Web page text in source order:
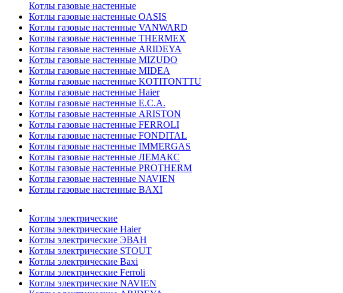
Котлы газовые настенные
Котлы газовые настенные OASIS
Котлы газовые настенные VANWARD
Котлы газовые настенные THERMEX
Котлы газовые настенные ARIDEYA
Котлы газовые настенные MIZUDO
Котлы газовые настенные MIDEA
Котлы газовые настенные KOTITONTTU
Котлы газовые настенные Haier
Котлы газовые настенные E.C.A.
Котлы газовые настенные ARISTON
Котлы газовые настенные FERROLI
Котлы газовые настенные FONDITAL
Котлы газовые настенные IMMERGAS
Котлы газовые настенные ЛЕМАКС
Котлы газовые настенные PROTHERM
Котлы газовые настенные NAVIEN
Котлы газовые настенные BAXI
Котлы электрические
Котлы электрические Haier
Котлы электрические ЭВАН
Котлы электрические STOUT
Котлы электрические Baxi
Котлы электрические Ferroli
Котлы электрические NAVIEN